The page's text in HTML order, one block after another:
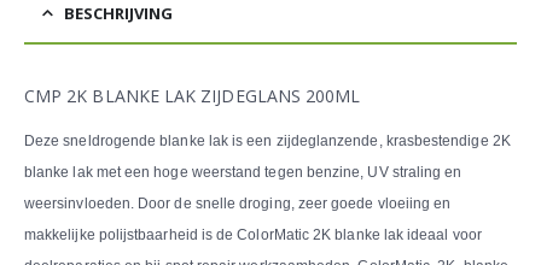
BESCHRIJVING
CMP 2K BLANKE LAK ZIJDEGLANS 200ML
Deze sneldrogende blanke lak is een zijdeglanzende, krasbestendige 2K
blanke lak met een hoge weerstand tegen benzine, UV straling en
weersinvloeden. Door de snelle droging, zeer goede vloeiing en
makkelijke polijstbaarheid is de ColorMatic 2K blanke lak ideaal voor